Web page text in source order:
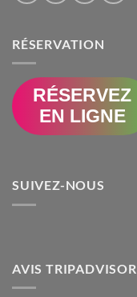
RÉSERVATION
RÉSERVEZ
EN LIGNE
SUIVEZ-NOUS
AVIS TRIPADVISOR